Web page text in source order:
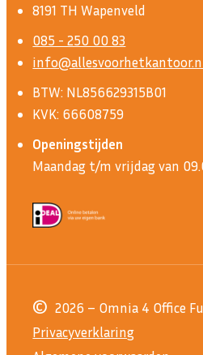
8191 TH Wapenveld
085 - 250 00 83
BTW: NL856629315B01
KVK: 66608759
Openingstijden
Maandag t/m vrijdag van
© 2026 – Omnia 4 Office
Privacyverklaring